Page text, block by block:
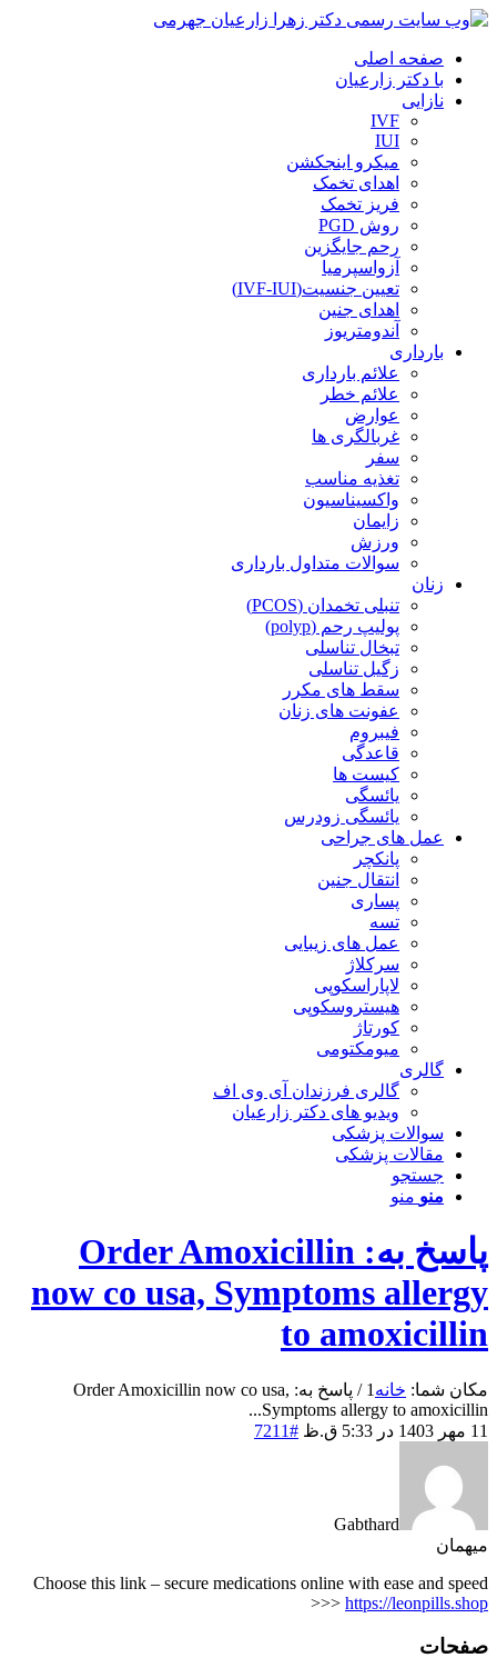
صفحه اصلی
با دکتر زارعیان
نازایی
IVF
IUI
میکرو اینجکشن
اهدای تخمک
فریز تخمک
روش PGD
رحم جایگزین
آزواسپرمیا
تعیین جنسیت(IVF-IUI)
اهدای جنین
آندومتریوز
بارداری
علائم بارداری
علائم خطر
عوارض
غربالگری ها
سفر
تغذیه مناسب
واکسیناسیون
زایمان
ورزش
سوالات متداول بارداری
زنان
تنبلی تخمدان (PCOS)
پولیپ رحم (polyp)
تبخال تناسلی
زگیل تناسلی
سقط های مکرر
عفونت های زنان
فیبروم
قاعدگی
کیست ها
یائسگی
یائسگی زودرس
عمل های جراحی
پانکچر
انتقال جنین
پساری
تسه
عمل های زیبایی
سرکلاژ
لاپاراسکوپی
هیستروسکوپی
کورتاژ
میومکتومی
گالری
گالری فرزندان آی وی اف
ویدیو های دکتر زارعیان
سوالات پزشکی
مقالات پزشکی
جستجو
منو منو
پاسخ به: Order Amoxicillin
now co usa, Symptoms allergy
to amoxicillin
مکان شما: خانه 1
/
پاسخ به: Order Amoxicillin now co usa,
Symptoms allergy to amoxicillin...
11 مهر 1403 در 5:33 ق.ظ
#7211
Gabthard
میهمان
Choose this link – secure medications online with ease and speed
>>> https://leonpills.shop
صفحات